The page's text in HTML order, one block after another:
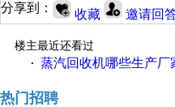
分享到： 收藏 邀请回
楼主最近还看过
· 蒸汽回收机哪些生产厂家性
热门招聘